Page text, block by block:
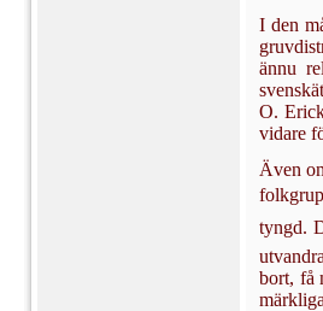
I den
ännu
O.
vidare
Även
tyngd.
bort, få